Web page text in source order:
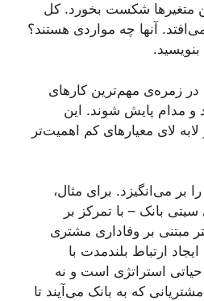
متغیرها شکست بخورد. کل
آنها چه مواردی هستند؟
بنویسید.
در زمره‌ی مهم‌ترین کارهای
و مدام پایش شوند. این
لابه لای معیارهای کم اهمیت‌تر
بر می‌انگیزد. برای مثال،
بانک – با تمرکز بر
مبتنی بر وفاداری مشتری
ارتباط بلندمدت با
استراتژی است و نه
که به بانک می‌آیند تا